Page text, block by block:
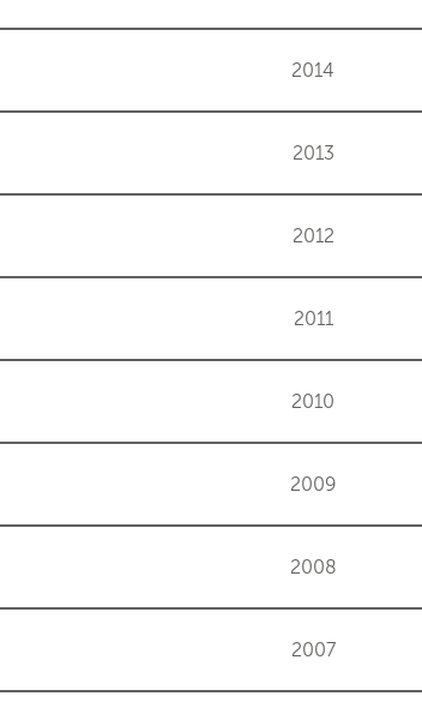
2014
2013
2012
2011
2010
2009
2008
2007